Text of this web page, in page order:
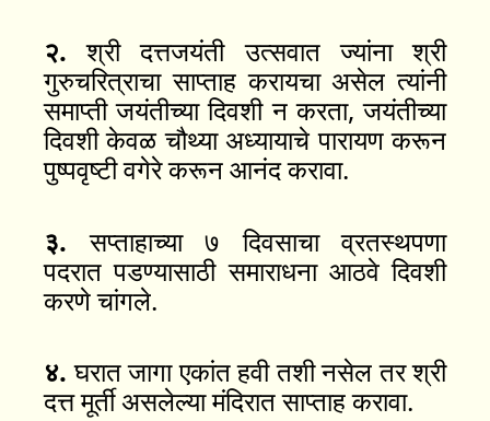
२. श्री दत्तजयंती उत्सवात ज्यांना श्री
गुरुचरित्राचा साप्ताह करायचा असेल त्यांनी
समाप्ती जयंतीच्या दिवशी न करता, जयंतीच्या
दिवशी केवळ चौथ्या अध्यायाचे पारायण करून
पुष्पवृष्टी वगेरे करून आनंद करावा.
३. सप्ताहाच्या ७ दिवसाचा व्रतस्थपणा
पदरात पडण्यासाठी समाराधना आठवे दिवशी
करणे चांगले.
४. घरात जागा एकांत हवी तशी नसेल तर श्री
दत्त मूर्ती असलेल्या मंदिरात साप्ताह करावा.